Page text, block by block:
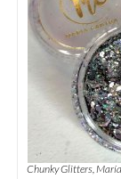
Chunky Glitters,